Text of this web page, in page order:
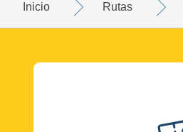
Inicio Rutas